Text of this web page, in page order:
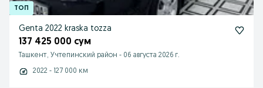
Genta 2022 kraska tozza
137 425 000 сум
Ташкент, Учтепинский район - 06 августа 2026 г.
2022 - 127 000 км